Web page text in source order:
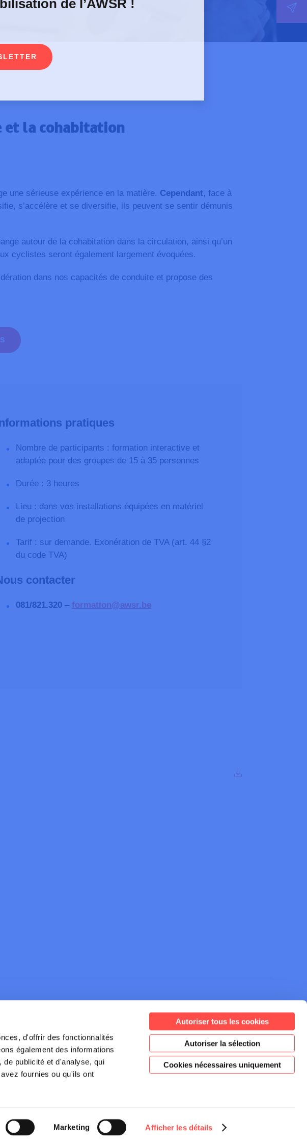
d'offrir des fonctionnalités
également des informations
publicité et d'analyse, qui
fournies ou qu'ils ont
Marketing Afficher les détails
Autoriser tous les cookies
Autoriser la sélection
Cookies nécessaires uniquement
et la cohabitation
une sérieuse expérience en la matière. Cependant, face à
s’accélère et se diversifie, ils peuvent se sentir démunis
autour de la cohabitation dans la circulation, ainsi qu’un
cyclistes seront également largement évoquées.
dans nos capacités de conduite et propose des
pratiques
Nombre de participants : formation interactive et
adaptée pour des groupes de 15 à 35 personnes
Durée : 3 heures
Lieu : dans vos installations équipées en matériel
de projection
Tarif : sur demande. Exonération de TVA (art. 44 §2
du code TVA)
contacter
081/821.320 – formation@awsr.be
Presse
Publications
Inscrivez-vous à notre
newsletter
de l’AWSR !